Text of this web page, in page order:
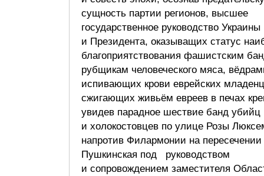
сущность партии регионов, высшее
государственное руководство Украины
и Президента, оказыващих статус
благоприятствования фашистским
рубщикам человеческого мяса,
испивающих крови еврейских
сжигающих живьём евреев в печах
увидев парадное шествие банд убийц
и холокостовцев по улице Розы
напротив Филармонии на
Пушкинская под руководством
и сопровождением заместителя